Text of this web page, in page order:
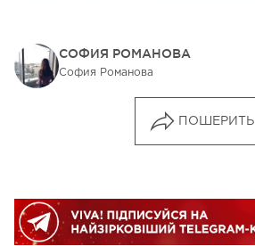
СОФИЯ РОМАНОВА
София Романова
ПОШЕРИТЬ